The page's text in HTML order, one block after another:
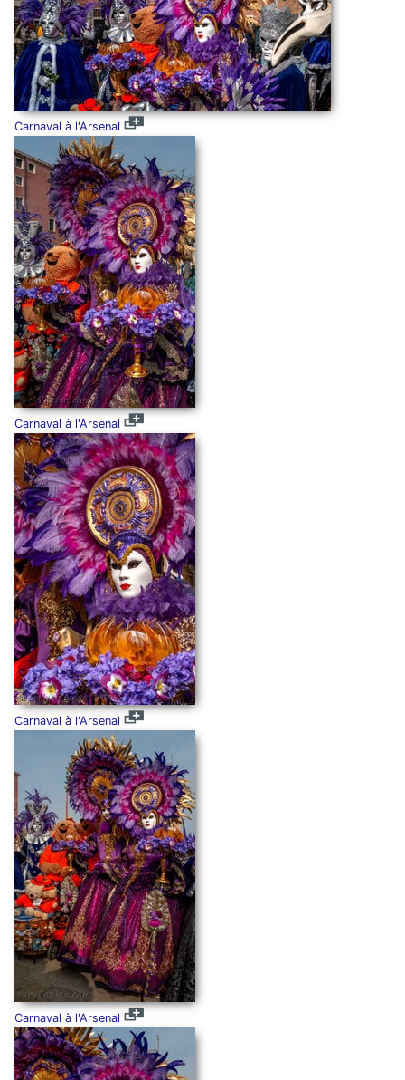
Carnaval à l'Arsenal
Carnaval à l'Arsenal
Carnaval à l'Arsenal
Carnaval à l'Arsenal